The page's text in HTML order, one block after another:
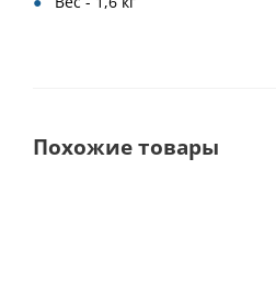
Похожие товары